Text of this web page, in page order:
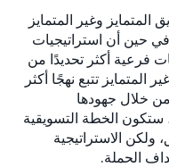
المتمايز وغير المتمايز
حين أن استراتيجيات
فرعية أكثر تحديدًا من
المتمايز تتبع نهجًا أكثر
خلال جهودها
ستكون الخطة التسويقية
ولكن الاستراتيجية
الحملة.